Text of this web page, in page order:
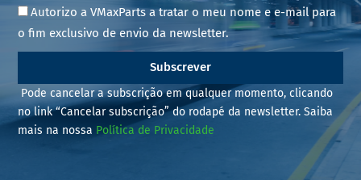
Autorizo a VMaxParts a tratar o meu nome e e-mail para
o fim exclusivo de envio da newsletter.
Subscrever
Pode cancelar a subscrição em qualquer momento, clicando
no link “Cancelar subscrição” do rodapé da newsletter. Saiba
mais na nossa Política de Privacidade